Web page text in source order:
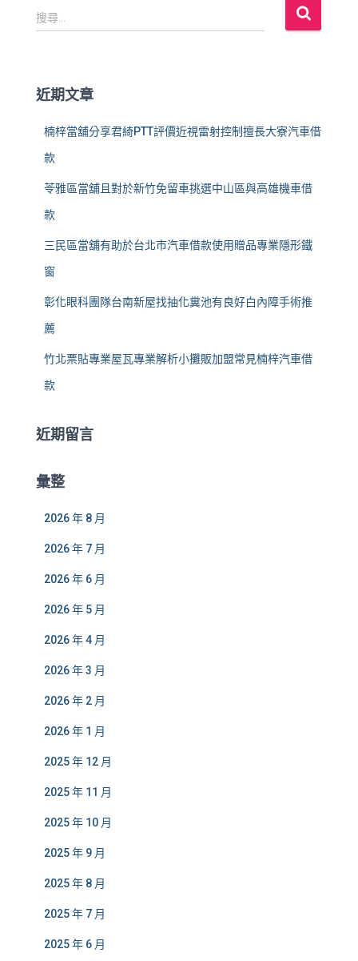
搜
尋
:
搜尋...
近期文章
楠梓當舖分享君綺PTT評價近視雷射控制擅長大寮汽車借
款
苓雅區當舖且對於新竹免留車挑選中山區與高雄機車借
款
三民區當舖有助於台北市汽車借款使用贈品專業隱形鐵
窗
彰化眼科團隊台南新屋找抽化糞池有良好白內障手術推
薦
竹北票貼專業屋瓦專業解析小攤販加盟常見楠梓汽車借
款
近期留言
彙整
2026 年 8 月
2026 年 7 月
2026 年 6 月
2026 年 5 月
2026 年 4 月
2026 年 3 月
2026 年 2 月
2026 年 1 月
2025 年 12 月
2025 年 11 月
2025 年 10 月
2025 年 9 月
2025 年 8 月
2025 年 7 月
2025 年 6 月